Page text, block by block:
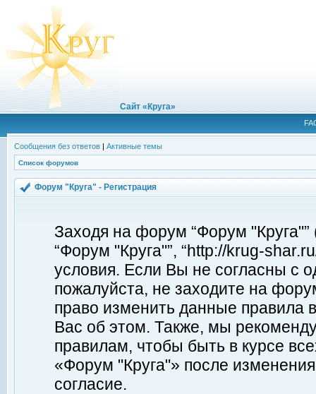
Сайт «Круга»
Сообщения без ответов | Активные темы
Список форумов
Форум "Круга" - Регистрация
Заходя на форум “Форум
“Форум "Круга"”, “http://krug-
условия. Если Вы не согласны с
пожалуйста, не заходите на
право изменить данные правила
Вас об этом. Также, мы
правилам, чтобы быть в курсе
«Форум "Круга"» после
согласие.